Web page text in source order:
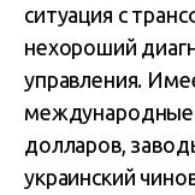
ситуация с
нехороший
управления.
долларов,
украинский